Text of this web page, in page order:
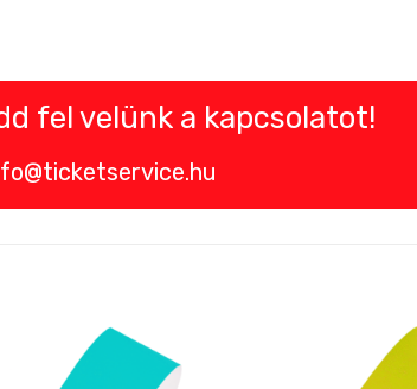
fel velünk a kapcsolatot!